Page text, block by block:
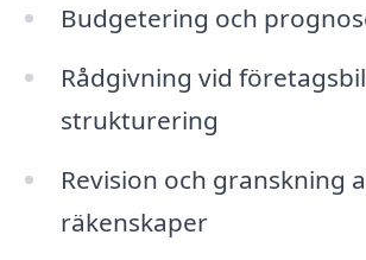
Budgetering och
Rådgivning vid
strukturering
Revision och granskning
räkenskaper